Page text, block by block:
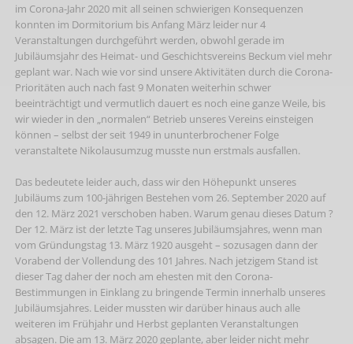
im Corona-Jahr 2020 mit all seinen schwierigen Konsequenzen
konnten im Dormitorium bis Anfang März leider nur 4
Veranstaltungen durchgeführt werden, obwohl gerade im
Jubiläumsjahr des Heimat- und Geschichtsvereins Beckum viel mehr
geplant war. Nach wie vor sind unsere Aktivitäten durch die Corona-
Prioritäten auch nach fast 9 Monaten weiterhin schwer
beeinträchtigt und vermutlich dauert es noch eine ganze Weile, bis
wir wieder in den „normalen“ Betrieb unseres Vereins einsteigen
können – selbst der seit 1949 in ununterbrochener Folge
veranstaltete Nikolausumzug musste nun erstmals ausfallen.
Das bedeutete leider auch, dass wir den Höhepunkt unseres
Jubiläums zum 100-jährigen Bestehen vom 26. September 2020 auf
den 12. März 2021 verschoben haben. Warum genau dieses Datum ?
Der 12. März ist der letzte Tag unseres Jubiläumsjahres, wenn man
vom Gründungstag 13. März 1920 ausgeht – sozusagen dann der
Vorabend der Vollendung des 101 Jahres. Nach jetzigem Stand ist
dieser Tag daher der noch am ehesten mit den Corona-
Bestimmungen in Einklang zu bringende Termin innerhalb unseres
Jubiläumsjahres. Leider mussten wir darüber hinaus auch alle
weiteren im Frühjahr und Herbst geplanten Veranstaltungen
absagen. Die am 13. März 2020 geplante, aber leider nicht mehr